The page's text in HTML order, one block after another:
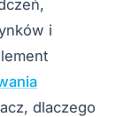
i
dlaczego